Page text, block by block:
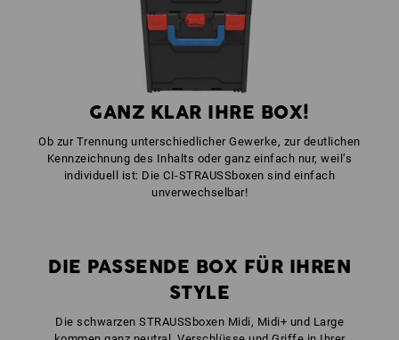
GANZ KLAR IHRE BOX!
Ob zur Trennung unterschiedlicher Gewerke, zur deutlichen
Kennzeichnung des Inhalts oder ganz einfach nur, weil’s
individuell ist: Die CI-STRAUSSboxen sind einfach
unverwechselbar!
DIE PASSENDE BOX FÜR IHREN
STYLE
Die schwarzen STRAUSSboxen Midi, Midi+ und Large